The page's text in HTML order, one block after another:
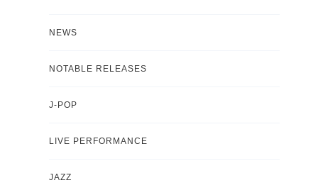
NEWS
NOTABLE RELEASES
J-POP
LIVE PERFORMANCE
JAZZ